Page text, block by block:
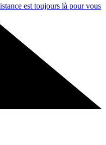
est toujours là pour vous